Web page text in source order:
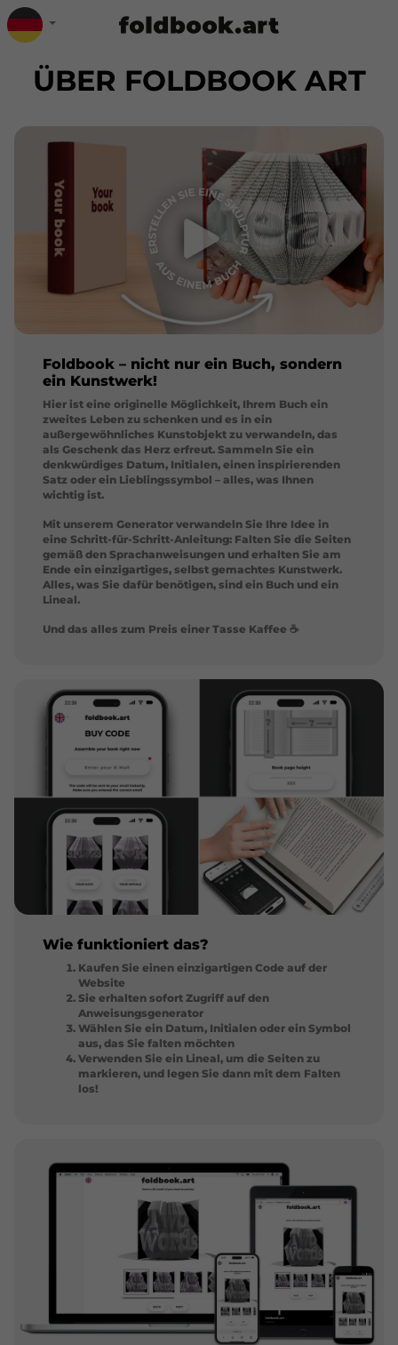
ÜBER FOLDBOOK ART
Foldbook – nicht nur ein Buch, sondern
ein Kunstwerk!
Hier ist eine originelle Möglichkeit, Ihrem Buch ein
zweites Leben zu schenken und es in ein
außergewöhnliches Kunstobjekt zu verwandeln, das
als Geschenk das Herz erfreut. Sammeln Sie ein
denkwürdiges Datum, Initialen, einen inspirierenden
Satz oder ein Lieblingssymbol – alles, was Ihnen
wichtig ist.
Mit unserem Generator verwandeln Sie Ihre Idee in
eine Schritt-für-Schritt-Anleitung: Falten Sie die Seiten
gemäß den Sprachanweisungen und erhalten Sie am
Ende ein einzigartiges, selbst gemachtes Kunstwerk.
Alles, was Sie dafür benötigen, sind ein Buch und ein
Lineal.
Und das alles zum Preis einer Tasse Kaffee ☕️
Wie funktioniert das?
Kaufen Sie einen einzigartigen Code auf der
Website
Sie erhalten sofort Zugriff auf den
Anweisungsgenerator
Wählen Sie ein Datum, Initialen oder ein Symbol
aus, das Sie falten möchten
Verwenden Sie ein Lineal, um die Seiten zu
markieren, und legen Sie dann mit dem Falten
los!